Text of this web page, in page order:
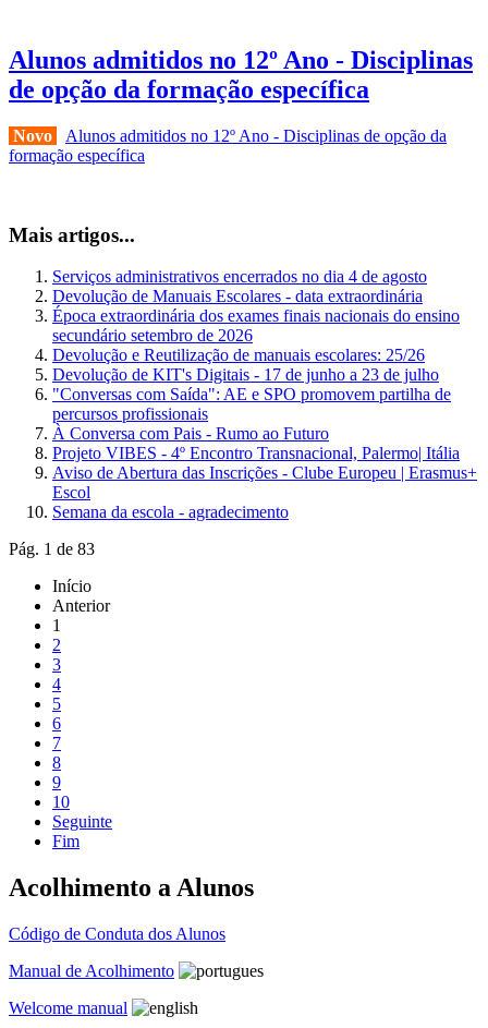
Alunos admitidos no 12º Ano - Disciplinas
de opção da formação específica
Novo
Alunos admitidos no 12º Ano - Disciplinas de opção da
formação específica
Mais artigos...
Serviços administrativos encerrados no dia 4 de agosto
Devolução de Manuais Escolares - data extraordinária
Época extraordinária dos exames finais nacionais do ensino
secundário setembro de 2026
Devolução e Reutilização de manuais escolares: 25/26
Devolução de KIT's Digitais - 17 de junho a 23 de julho
"Conversas com Saída": AE e SPO promovem partilha de
percursos profissionais
À Conversa com Pais - Rumo ao Futuro
Projeto VIBES - 4º Encontro Transnacional, Palermo| Itália
Aviso de Abertura das Inscrições - Clube Europeu | Erasmus+
Escol
Semana da escola - agradecimento
Pág. 1 de 83
Início
Anterior
1
2
3
4
5
6
7
8
9
10
Seguinte
Fim
Acolhimento a Alunos
Código de Conduta dos Alunos
Manual de Acolhimento
Welcome manual